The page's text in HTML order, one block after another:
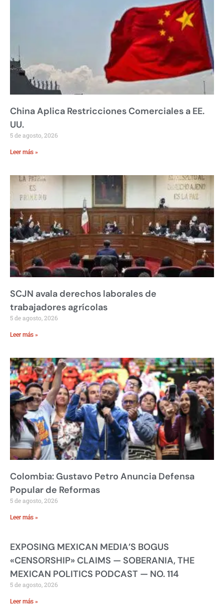
China Aplica Restricciones Comerciales a EE.
UU.
5 de agosto, 2026
Leer más »
SCJN avala derechos laborales de
trabajadores agrícolas
5 de agosto, 2026
Leer más »
Colombia: Gustavo Petro Anuncia Defensa
Popular de Reformas
5 de agosto, 2026
Leer más »
EXPOSING MEXICAN MEDIA’S BOGUS
«CENSORSHIP» CLAIMS — SOBERANIA, THE
MEXICAN POLITICS PODCAST — NO. 114
5 de agosto, 2026
Leer más »